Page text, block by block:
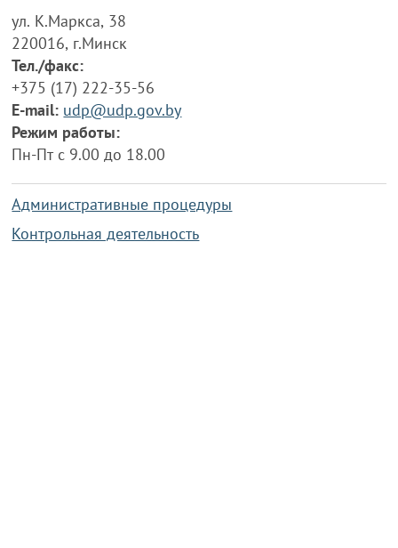
ул. К.Маркса, 38
220016, г.Минск
Тел./факс:
+375 (17) 222-35-56
E-mail: udp@udp.gov.by
Режим работы:
Пн-Пт с 9.00 до 18.00
Административные процедуры
Контрольная деятельность